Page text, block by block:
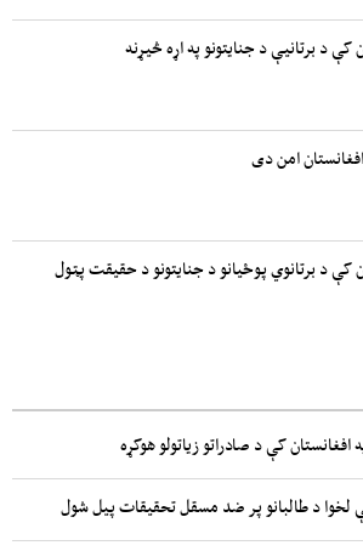
کې د برتانیې د جنایتونو په اړه څیړنه
امن دی
کې د برتانوي پوځیانو د جنایتونو د حقیقت پټول
افغانستان کې د صادراتو زیاتولو هوکړه
لخوا د طالبانو پر ضد مسقل تحقیقات پیل شول